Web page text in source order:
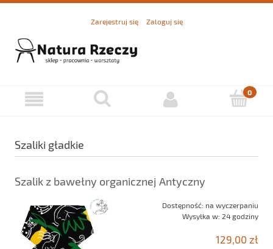
Zarejestruj się Zaloguj się
Szaliki gładkie
Szalik z bawełny organicznej Antyczny
Dostępność: na wyczerpaniu
Wysyłka w: 24 godziny
129,00 zł